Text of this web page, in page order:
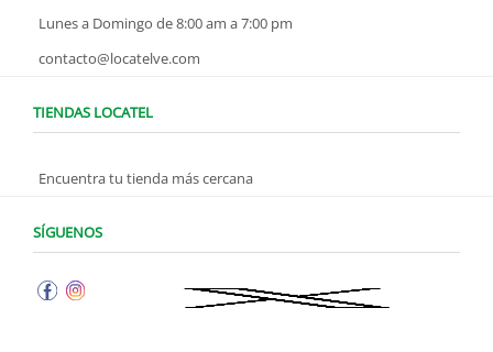
Lunes a Domingo de 8:00 am a 7:00 pm
contacto@locatelve.com
TIENDAS LOCATEL
Encuentra tu tienda más cercana
SÍGUENOS